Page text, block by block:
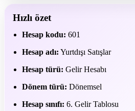
Hızlı özet
Hesap kodu: 601
Hesap adı: Yurtdışı Satışlar
Hesap türü: Gelir Hesabı
Dönem türü: Dönemsel
Hesap sınıfı: 6. Gelir Tablosu